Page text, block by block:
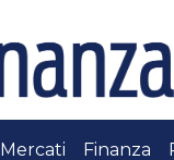
Mercati Finanza